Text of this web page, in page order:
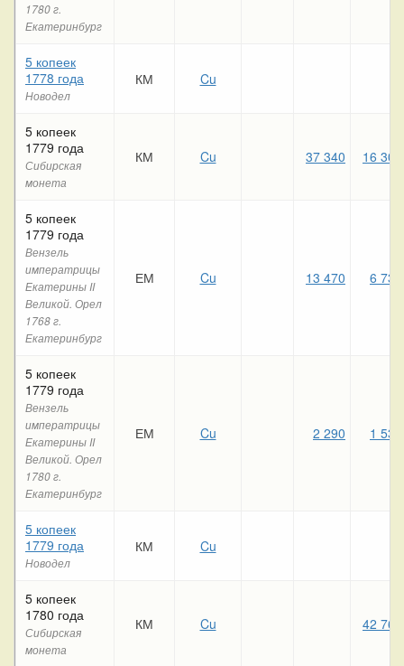
1780 г.
Екатеринбург
5 копеек
1778 года
Новодел
КМ Cu
5 копеек
1779 года
Сибирская
монета
КМ Cu 37 340 16 300
5 копеек
1779 года
Вензель
императрицы
Екатерины II
Великой. Орел
1768 г.
Екатеринбург
ЕМ Cu 13 470 6 730
5 копеек
1779 года
Вензель
императрицы
Екатерины II
Великой. Орел
1780 г.
Екатеринбург
ЕМ Cu 2 290 1 530
5 копеек
1779 года
Новодел
КМ Cu
5 копеек
1780 года
Сибирская
монета
КМ Cu 42 760